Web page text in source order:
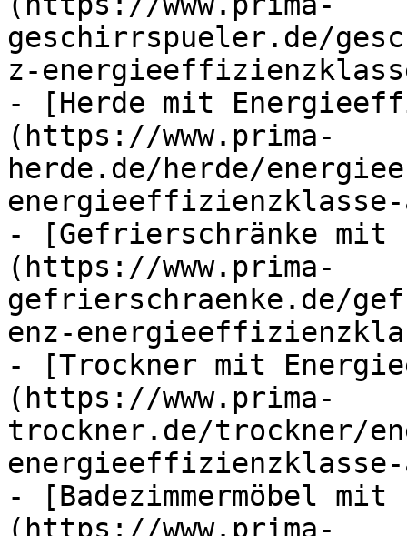
geschirrspueler.de/
z-
- [Herde mit
(https://www.prima-
herde.de/herde/
- [Gefrierschränke mit
(https://www.prima-
gefrierschraenke.de/
enz-
- [Trockner mit
(https://www.prima-
trockner.de/trockner/
- [Badezimmermöbel
(https://www.prima-